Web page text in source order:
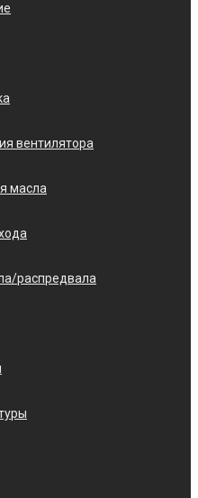
вентилятора
масла
распредвала